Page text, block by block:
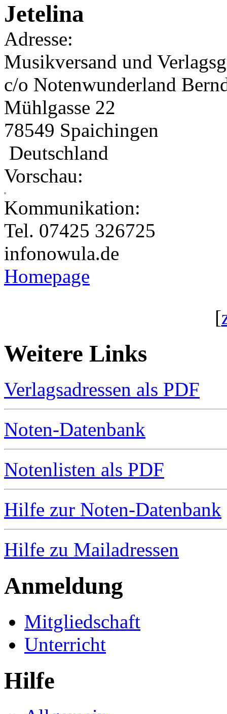
Jetelina
Adresse:
Musikversand und
c/o Notenwunderland
Mühlgasse 22
78549 Spaichingen
Deutschland
Vorschau:
Kommunikation:
Tel. 07425 326725
infonowula.de
Homepage
[
Weitere Links
Verlagsadressen als PDF
Noten-Datenbank
Notenlisten als PDF
Hilfe zur Noten-Datenbank
Hilfe zu Mailadressen
Anmeldung
Mitgliedschaft
Unterricht
Hilfe